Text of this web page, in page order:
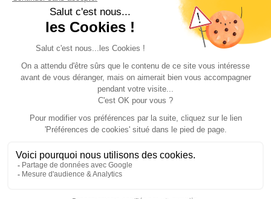
891093
Véhicule :
Jumper /
/Transit
DISPONIBLE EN LIVRAISON : EN STOCK
Retrait Magasin
DANS 40 MAGASIN(S)
AJOUTER AU PANIER